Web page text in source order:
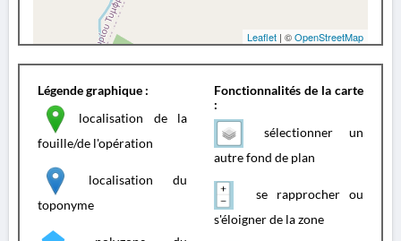
Leaflet | ©OpenStreetMap
Légende graphique :
localisation de la
fouille/de l'opération
localisation du
toponyme
Fonctionnalités de la carte
:
sélectionner un
autre fond de plan
se rapprocher ou
s'éloigner de la zone